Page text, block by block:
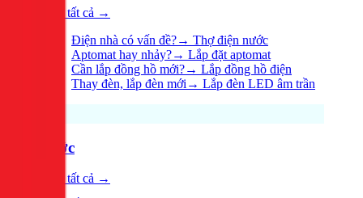
Xem tất cả →
Điện nhà có vấn đề?→ Thợ điện nước
Aptomat hay nhảy?→ Lắp đặt aptomat
Cần lắp đồng hồ mới?→ Lắp đồng hồ điện
Thay đèn, lắp đèn mới → Lắp đèn LED âm trần
Nước
Xem tất cả →